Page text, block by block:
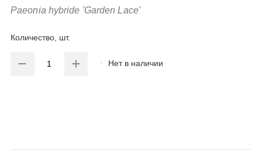
Paeonia hybride 'Garden Lace'
Количество, шт.
Нет в наличии